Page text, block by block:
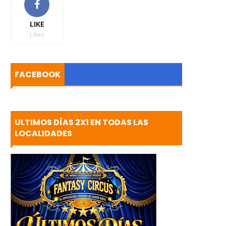
LIKE
Likes
FACEBOOK
ULTIMOS DÍAS 2X1 EN TODAS LAS
LOCALIDADES